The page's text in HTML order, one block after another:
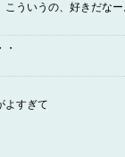
ういうの、好きだなー
よすぎて